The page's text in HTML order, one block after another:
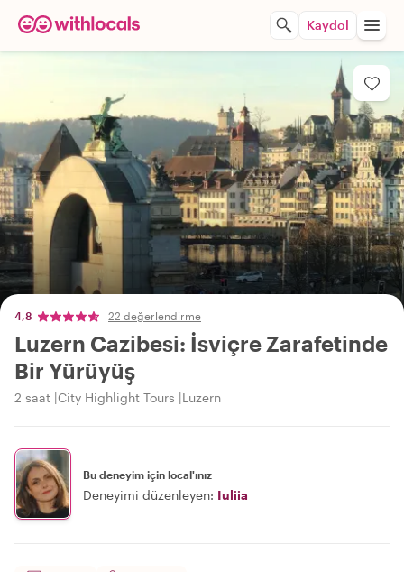
Kaydol
4,8 22 değerlendirme
Luzern Cazibesi: İsviçre Zarafetinde
Bir Yürüyüş
2 saat City Highlight Tours Luzern
Bu deneyim için local'ınız
Deneyimi düzenleyen: Iuliia